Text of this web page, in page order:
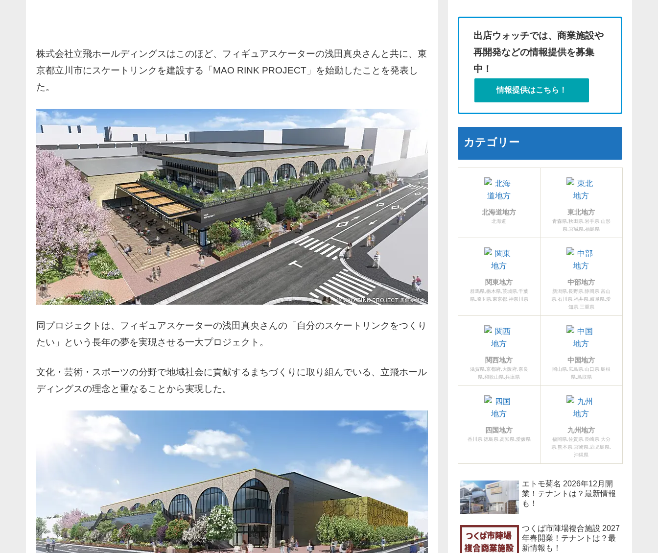
株式会社立飛ホールディングスはこのほど、フィギュアスケーターの浅田真央さんと共に、東
京都立川市にスケートリンクを建設する「MAO RINK PROJECT」を始動したことを発表し
た。
同プロジェクトは、フィギュアスケーターの浅田真央さんの「自分のスケートリンクをつくり
たい」という長年の夢を実現させる一大プロジェクト。
文化・芸術・スポーツの分野で地域社会に貢献するまちづくりに取り組んでいる、立飛ホール
ディングスの理念と重なることから実現した。
出店ウォッチでは、商業施設や
再開発などの情報提供を募集
中！
情報提供はこちら！
カテゴリー
北海道地方
北海道
東北地方
青森県,秋田県,岩手県,山形
県,宮城県,福島県
関東地方
群馬県,栃木県,茨城県,千葉
県,埼玉県,東京都,神奈川県
中部地方
新潟県,長野県,静岡県,富山
県,石川県,福井県,岐阜県,愛
知県,三重県
関西地方
滋賀県,京都府,大阪府,奈良
県,和歌山県,兵庫県
中国地方
岡山県,広島県,山口県,島根
県,鳥取県
四国地方
香川県,徳島県,高知県,愛媛県
九州地方
福岡県,佐賀県,長崎県,大分
県,熊本県,宮崎県,鹿児島県,
沖縄県
エトモ菊名 2026年12月開
業！テナントは？最新情報
も！
つくば市陣場複合施設 2027
年春開業！テナントは？最
新情報も！